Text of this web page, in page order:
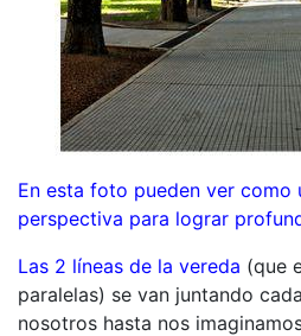
En esta foto pueden ver como
perspectiva para lograr
Las 2 líneas de la vereda (que
paralelas) se van juntando
nosotros hasta nos